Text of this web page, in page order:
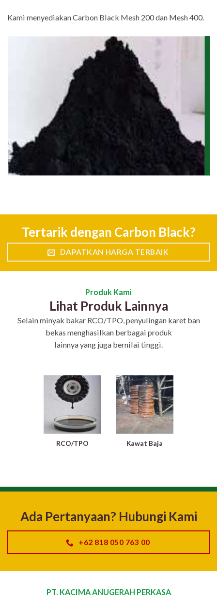
Kami menyediakan Carbon Black Mesh 200 dan Mesh 400.
Tertarik dengan Carbon Black?
DAPATKAN HARGA TERBAIK
Produk Kami
Lihat Produk Lainnya
Selain minyak bakar RCO/TPO, penyulingan karet ban
bekas menghasilkan berbagai produk
lainnya yang juga bernilai tinggi.
RCO/TPO Kawat Baja
Ada Pertanyaan? Hubungi Kami
+62 818 050 763 00
PT. KACIMA ANUGERAH PERKASA